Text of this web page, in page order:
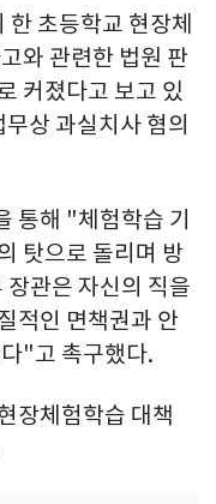
초등학교 현장체
와 관련한 법원 판
커졌다고 보고 있
상 과실치사 혐의
통해 "체험학습 기
탓으로 돌리며 방
관은 자신의 직을
적인 면책권과 안
"고 촉구했다.
장체험학습 대책